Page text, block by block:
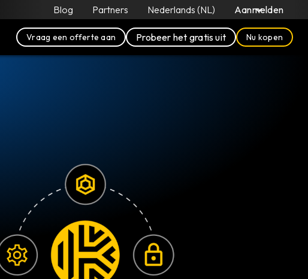
Blog Partners Nederlands (NL) Aanmelden
Vraag een offerte aan Probeer het gratis uit Nu kopen